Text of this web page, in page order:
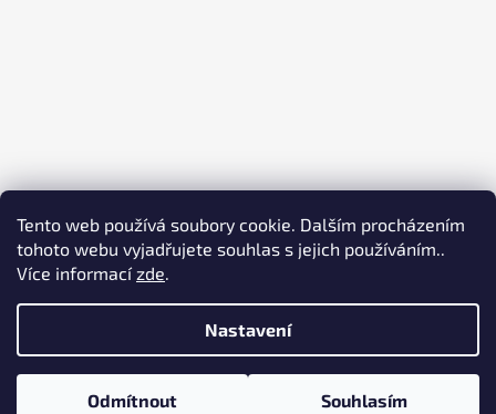
Tento web používá soubory cookie. Dalším procházením
tohoto webu vyjadřujete souhlas s jejich používáním..
Více informacízde.
Nastavení
Odmítnout Souhlasím
r
v
k
y
ý
p
i
s
Vytvořil Shoptet
Copyright 2026FaBRE s.r.o., Domažlice. Všechna práva